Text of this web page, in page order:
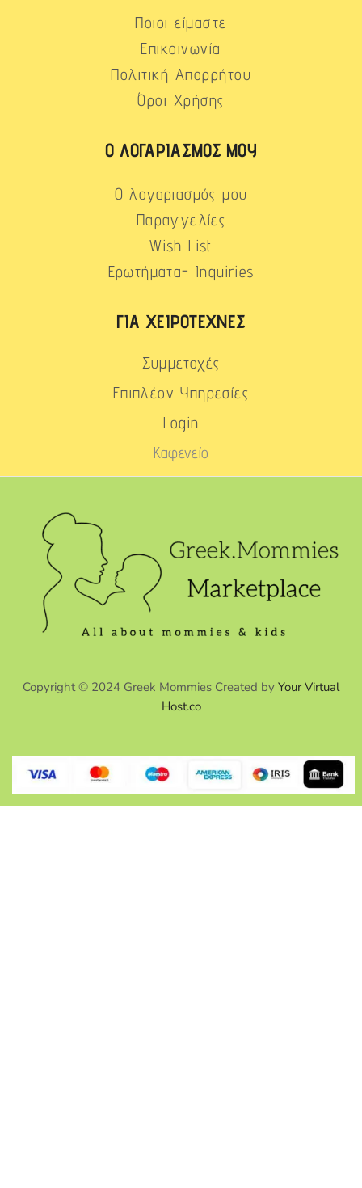
Ποιοι είμαστε
Επικοινωνία
Πολιτική Απορρήτου
Όροι Χρήσης
Ο ΛΟΓΑΡΙΑΣΜΌΣ ΜΟΥ
Ο λογαριασμός μου
Παραγγελίες
Wish List
Ερωτήματα- Inquiries
ΓΙΑ ΧΕΙΡΟΤΈΧΝΕΣ
Συμμετοχές
Επιπλέον Υπηρεσίες
Login
Καφενείο
Copyright © 2024 Greek Mommies Created by Your Virtual
Host.co